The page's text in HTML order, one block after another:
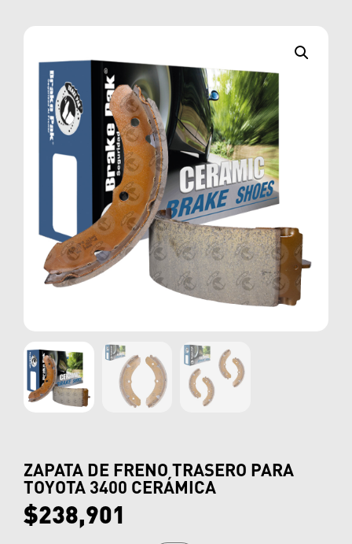
ZAPATA DE FRENO TRASERO PARA
TOYOTA 3400 CERÁMICA
$238,901